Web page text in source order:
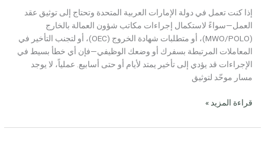
إذا كنت تعمل في دولة الإمارات العربية المتحدة وتحتاج إلى توثيق عقد
العمل—سواءً لاستكمال إجراءات مكاتب شؤون العمالة بالخارج
(MWO/POLO)، أو متطلبات شهادة الخروج (OEC)، أو لتجنب التأخير في
المعاملات المرتبطة بسفرك أو وضعك الوظيفي—فإن أي خطأ بسيط في
الإجراءات قد يؤدي إلى تأخير يمتد لأيام أو حتى أسابيع. عملياً، لا يوجد
مسار موحّد لتوثيق
ودبي
قراءة المزيد »